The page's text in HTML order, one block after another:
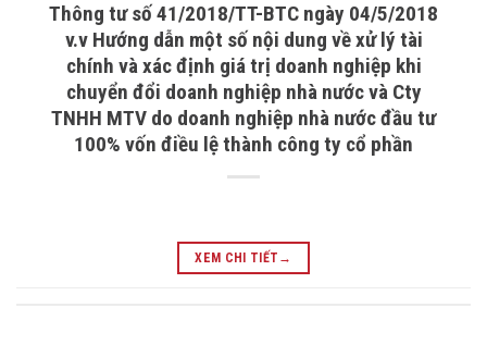
Thông tư số 41/2018/TT-BTC ngày 04/5/2018
v.v Hướng dẫn một số nội dung về xử lý tài
chính và xác định giá trị doanh nghiệp khi
chuyển đổi doanh nghiệp nhà nước và Cty
TNHH MTV do doanh nghiệp nhà nước đầu tư
100% vốn điều lệ thành công ty cổ phần
XEM CHI TIẾT →